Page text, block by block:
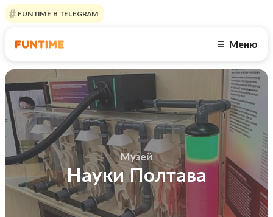
FUNTIME В TELEGRAM
☰ Меню
Музей
Науки Полтава